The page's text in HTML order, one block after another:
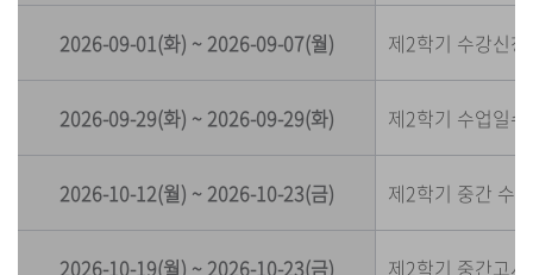
2026-09-01(화) ~ 2026-09-07(월) 제2학기 수강신
2026-09-29(화) ~ 2026-09-29(화) 제2학기 수업일
2026-10-12(월) ~ 2026-10-23(금) 제2학기 중간 수
2026-10-19(월) ~ 2026-10-23(금) 제2학기 중간고사